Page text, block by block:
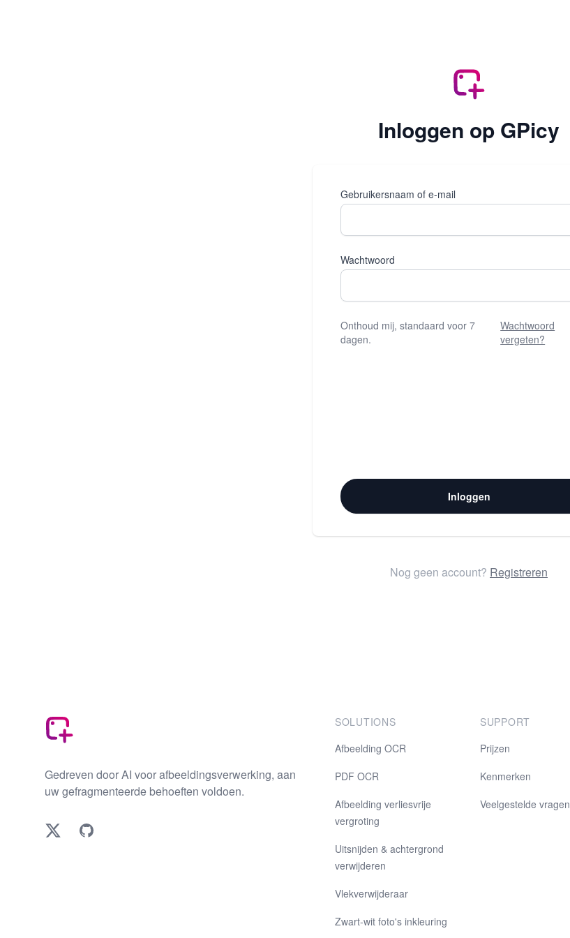
Inloggen op GPicy
Gebruikersnaam of e-mail
Wachtwoord
Onthoud mij, standaard voor 7
dagen.
Wachtwoord
vergeten?
Inloggen
Nog geen account? Registreren
Gedreven door AI voor afbeeldingsverwerking, aan
uw gefragmenteerde behoeften voldoen.
Twitter GitHub
SOLUTIONS
Afbeelding OCR
PDF OCR
Afbeelding verliesvrije
vergroting
Uitsnijden & achtergrond
verwijderen
Vlekverwijderaar
Zwart-wit foto's inkleuring
SUPPORT
Prijzen
Kenmerken
Veelgestelde vragen